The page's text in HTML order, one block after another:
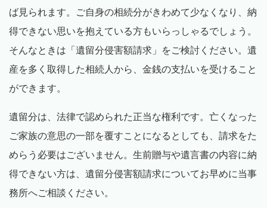
ば見られます。ご自身の相続分がきわめて少なくなり、納
得できない思いを抱えている方もいらっしゃるでしょう。
そんなときは「遺留分侵害額請求」をご検討ください。遺
産を多く取得した相続人から、金銭の支払いを受けること
ができます。
遺留分は、法律で認められた正当な権利です。亡くなった
ご家族の意思の一部を覆すことになるとしても、請求をた
めらう必要はございません。生前贈与や遺言書の内容に納
得できない方は、遺留分侵害額請求についてお早めに当事
務所へご相談ください。